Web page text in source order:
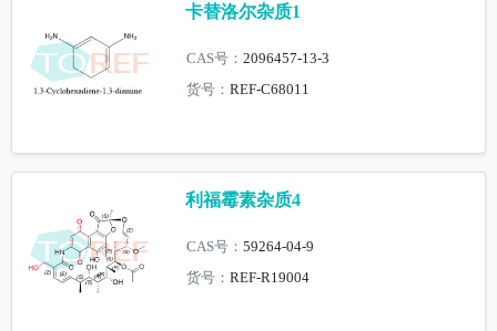
卡替洛尔杂质1
CAS号：2096457-13-3
货号：REF-C68011
利福霉素杂质4
CAS号：59264-04-9
货号：REF-R19004